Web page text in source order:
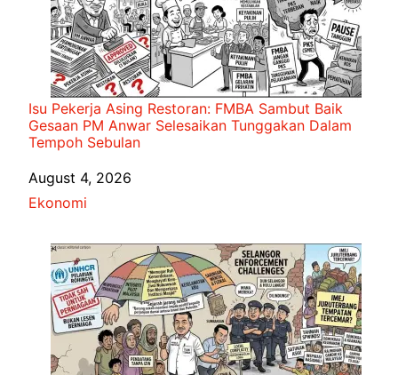
Isu Pekerja Asing Restoran: FMBA Sambut Baik
Gesaan PM Anwar Selesaikan Tunggakan Dalam
Tempoh Sebulan
Date
August 4, 2026
In relation to
Ekonomi